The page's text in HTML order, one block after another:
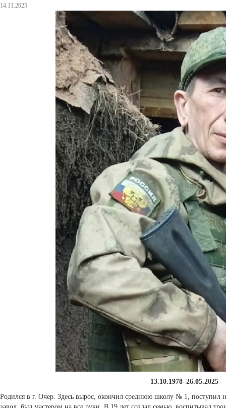
14.11.2025
13.10.1978–26.05.2025
Родился в г. Очер. Здесь вырос, окончил среднюю школу № 1, поступил